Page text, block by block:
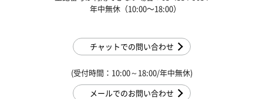
年中無休（10:00〜18:00）
チャットでの問い合わせ
(受付時間：10:00～18:00/年中無休)
メールでのお問い合わせ